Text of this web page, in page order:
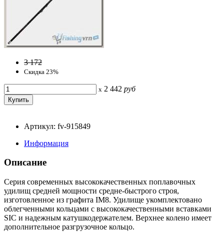
3 172
Скидка 23%
x 2 442 руб
Артикул: fv-915849
Информация
Описание
Серия современных высококачественных поплавочных
удилищ средней мощности средне-быстрого строя,
изготовленное из графита IM8. Удилище укомплектовано
облегченными кольцами с высококачественными вставками
SIC и надежным катушкодержателем. Верхнее колено имеет
дополнительное разгрузочное кольцо.